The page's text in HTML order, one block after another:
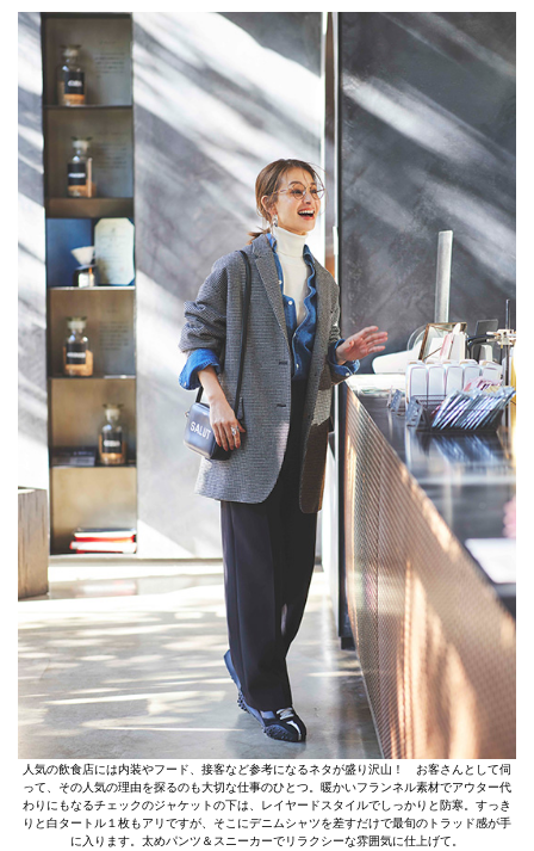
人気の飲食店には内装やフード、接客など参考になるネタが盛り沢山！ お客さんとして伺
って、その人気の理由を探るのも大切な仕事のひとつ。暖かいフランネル素材でアウター代
わりにもなるチェックのジャケットの下は、レイヤードスタイルでしっかりと防寒。すっき
りと白タートル１枚もアリですが、そこにデニムシャツを差すだけで最旬のトラッド感が手
に入ります。太めパンツ＆スニーカーでリラクシーな雰囲気に仕上げて。